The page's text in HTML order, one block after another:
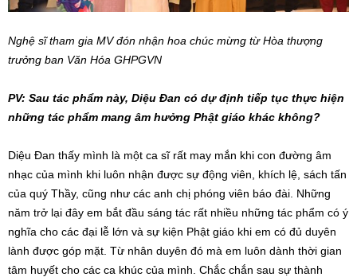
Nghệ sĩ tham gia MV đón nhận hoa chúc mừng từ Hòa thượng
trưởng ban Văn Hóa GHPGVN
PV: Sau tác phẩm này, Diệu Đan có dự định tiếp tục thực hiện
những tác phẩm mang âm hưởng Phật giáo khác không?
Diệu Đan thấy mình là một ca sĩ rất may mắn khi con đường âm
nhạc của mình khi luôn nhận được sự động viên, khích lệ, sách tấn
của quý Thầy, cũng như các anh chị phóng viên báo đài. Những
năm trở lại đây em bắt đầu sáng tác rất nhiều những tác phẩm có ý
nghĩa cho các đại lễ lớn và sự kiện Phật giáo khi em có đủ duyên
lành được góp mặt. Từ nhân duyên đó mà em luôn dành thời gian
tâm huyết cho các ca khúc của mình. Chắc chắn sau sự thành